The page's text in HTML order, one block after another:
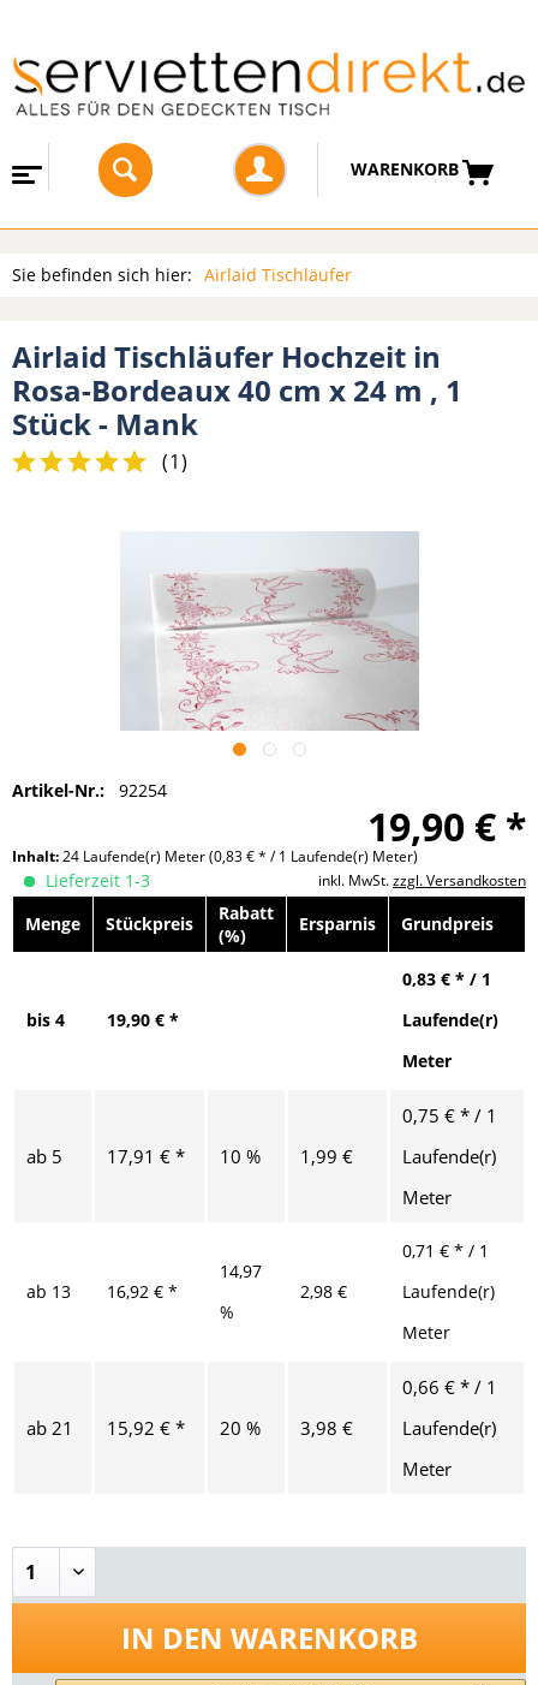
WARENKORB
Sie befinden sich hier: Airlaid Tischläufer
Airlaid Tischläufer Hochzeit in
Rosa-Bordeaux 40 cm x 24 m , 1
Stück - Mank
(1)
Artikel-Nr.: 92254
19,90 € *
Inhalt:24 Laufende(r) Meter(0,83 € * / 1 Laufende(r) Meter)
inkl. MwSt.zzgl. Versandkosten
Lieferzeit 1-3
Menge
Stückpreis
Rabatt
(%)
Ersparnis Grundpreis
bis 4 19,90 € *
0,83 € * / 1
Laufende(r)
Meter
ab 5 17,91 € * 10 % 1,99 €
0,75 € * / 1
Laufende(r)
Meter
ab 13 16,92 € *
14,97
%
2,98 €
0,71 € * / 1
Laufende(r)
Meter
ab 21 15,92 € * 20 % 3,98 €
0,66 € * / 1
Laufende(r)
Meter
IN DEN WARENKORB